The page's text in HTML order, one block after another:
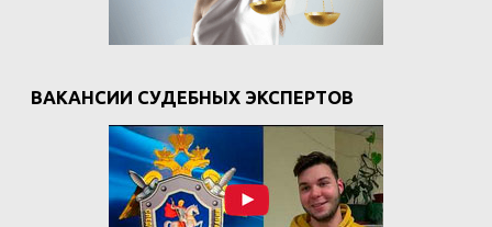
ВАКАНСИИ СУДЕБНЫХ ЭКСПЕРТОВ